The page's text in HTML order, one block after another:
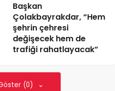
Başkan
Çolakbayrakdar, “Hem
şehrin çehresi
değişecek hem de
trafiği rahatlayacak”
(0)